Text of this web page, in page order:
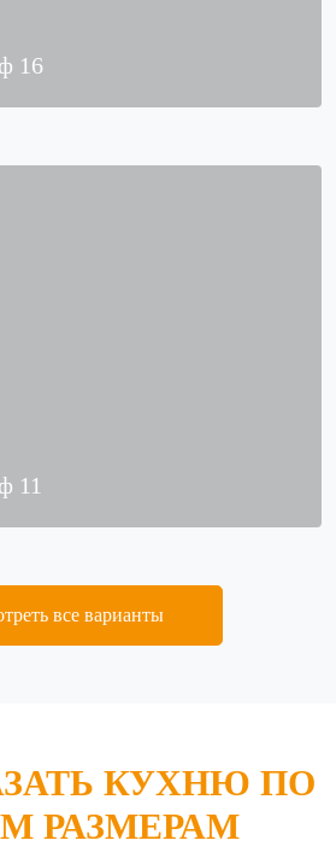
16
11
все варианты
КУХНЮ ПО
РАЗМЕРАМ